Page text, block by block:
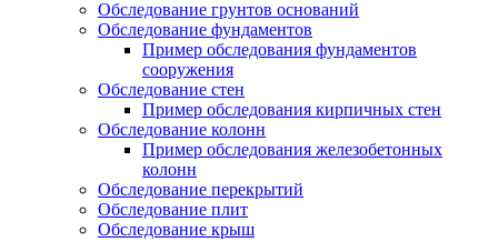
Обследование грунтов оснований
Обследование фундаментов
Пример обследования фундаментов
сооружения
Обследование стен
Пример обследования кирпичных стен
Обследование колонн
Пример обследования железобетонных
колонн
Обследование перекрытий
Обследование плит
Обследование крыш